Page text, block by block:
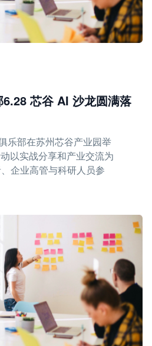
芯谷 AI 沙龙圆满落
乐部在苏州芯谷产业园举
以实战分享和产业交流为
企业高管与科研人员参